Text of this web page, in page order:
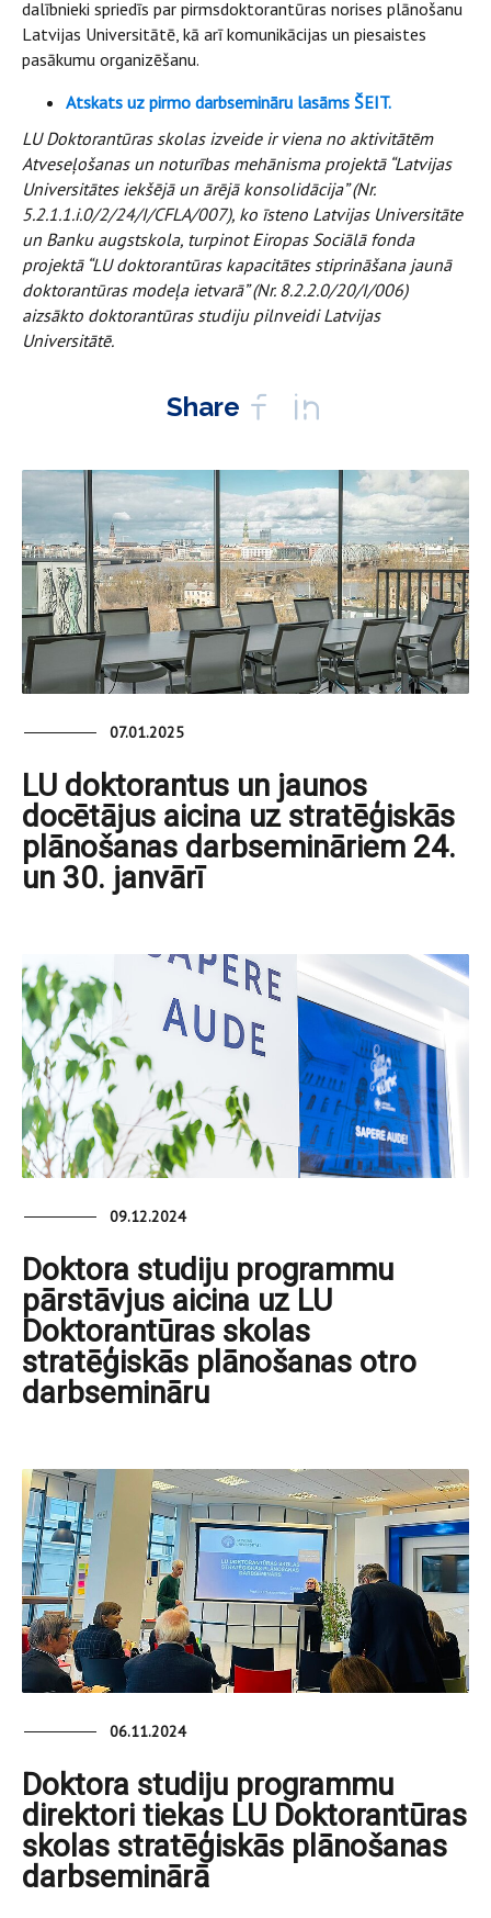
dalībnieki spriedīs par pirmsdoktorantūras norises plānošanu
Latvijas Universitātē, kā arī komunikācijas un piesaistes
pasākumu organizēšanu.
Atskats uz pirmo darbsemināru lasāms ŠEIT.
LU Doktorantūras skolas izveide ir viena no aktivitātēm
Atveseļošanas un noturības mehānisma projektā “Latvijas
Universitātes iekšējā un ārējā konsolidācija” (Nr.
5.2.1.1.i.0/2/24/I/CFLA/007), ko īsteno Latvijas Universitāte
un Banku augstskola, turpinot Eiropas Sociālā fonda
projektā “LU doktorantūras kapacitātes stiprināšana jaunā
doktorantūras modeļa ietvarā” (Nr. 8.2.2.0/20/I/006)
aizsākto doktorantūras studiju pilnveidi Latvijas
Universitātē.
Share
07.01.2025
LU doktorantus un jaunos
docētājus aicina uz stratēģiskās
plānošanas darbsemināriem 24.
un 30. janvārī
09.12.2024
Doktora studiju programmu
pārstāvjus aicina uz LU
Doktorantūras skolas
stratēģiskās plānošanas otro
darbsemināru
06.11.2024
Doktora studiju programmu
direktori tiekas LU Doktorantūras
skolas stratēģiskās plānošanas
darbseminārā